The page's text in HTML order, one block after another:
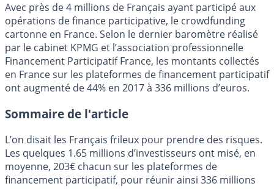
Avec près de 4 millions de Français ayant participé aux
opérations de finance participative, le crowdfunding
cartonne en France. Selon le dernier baromètre réalisé
par le cabinet KPMG et l’association professionnelle
Financement Participatif France, les montants collectés
en France sur les plateformes de financement participatif
ont augmenté de 44% en 2017 à 336 millions d’euros.
Sommaire de l'article
L’on disait les Français frileux pour prendre des risques.
Les quelques 1.65 millions d’investisseurs ont misé, en
moyenne, 203€ chacun sur les plateformes de
financement participatif, pour réunir ainsi 336 millions